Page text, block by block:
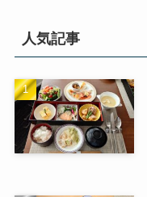
人気記事